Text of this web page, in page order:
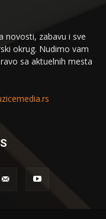
novosti, zabavu i sve
okrug. Nudimo vam
sa aktuelnih mesta